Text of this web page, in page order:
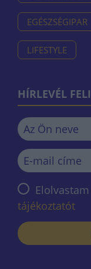
EGÉSZSÉGIPAR
LIFESTYLE
HÍRLEVÉL
tájékoztatót